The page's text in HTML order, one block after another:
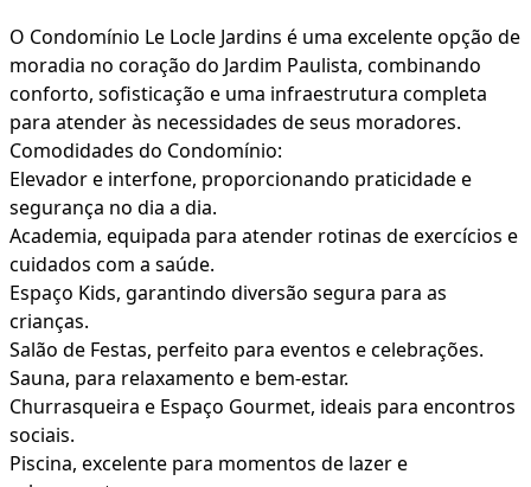
O Condomínio Le Locle Jardins é uma excelente opção de
moradia no coração do Jardim Paulista, combinando
conforto, sofisticação e uma infraestrutura completa
para atender às necessidades de seus moradores.
Comodidades do Condomínio:
Elevador e interfone, proporcionando praticidade e
segurança no dia a dia.
Academia, equipada para atender rotinas de exercícios e
cuidados com a saúde.
Espaço Kids, garantindo diversão segura para as
crianças.
Salão de Festas, perfeito para eventos e celebrações.
Sauna, para relaxamento e bem-estar.
Churrasqueira e Espaço Gourmet, ideais para encontros
sociais.
Piscina, excelente para momentos de lazer e